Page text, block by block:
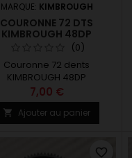
MARQUE: KIMBROUGH
COURONNE 72 DTS
KIMBROUGH 48DP
(0)
Couronne 72 dents
KIMBROUGH 48DP
7,00 €
 Ajouter au panier
favorite_border